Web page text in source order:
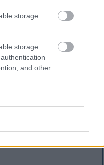
storage
storage
and other
sehat.
tubuh. Ini bisa
kesehatan Anda.
menjaga kadar
terkendali, sehingga